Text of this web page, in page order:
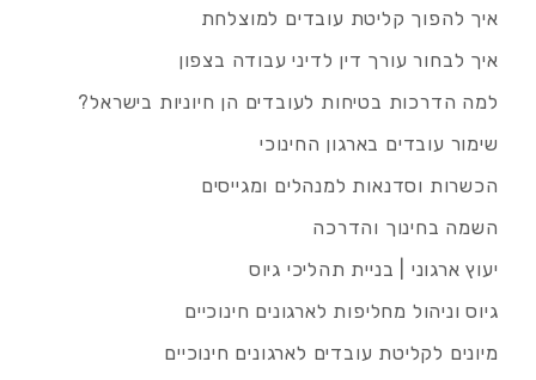
איך להפוך קליטת עובדים למוצלחת
איך לבחור עורך דין לדיני עבודה בצפון
למה הדרכות בטיחות לעובדים הן חיוניות בישראל?
שימור עובדים בארגון החינוכי
הכשרות וסדנאות למנהלים ומגייסים
השמה בחינוך והדרכה
יעוץ ארגוני | בניית תהליכי גיוס
גיוס וניהול מחליפות לארגונים חינוכיים
מיונים לקליטת עובדים לארגונים חינוכיים